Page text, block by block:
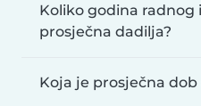
Koliko godina radnog
prosječna dadilja?
Koja je prosječna dob